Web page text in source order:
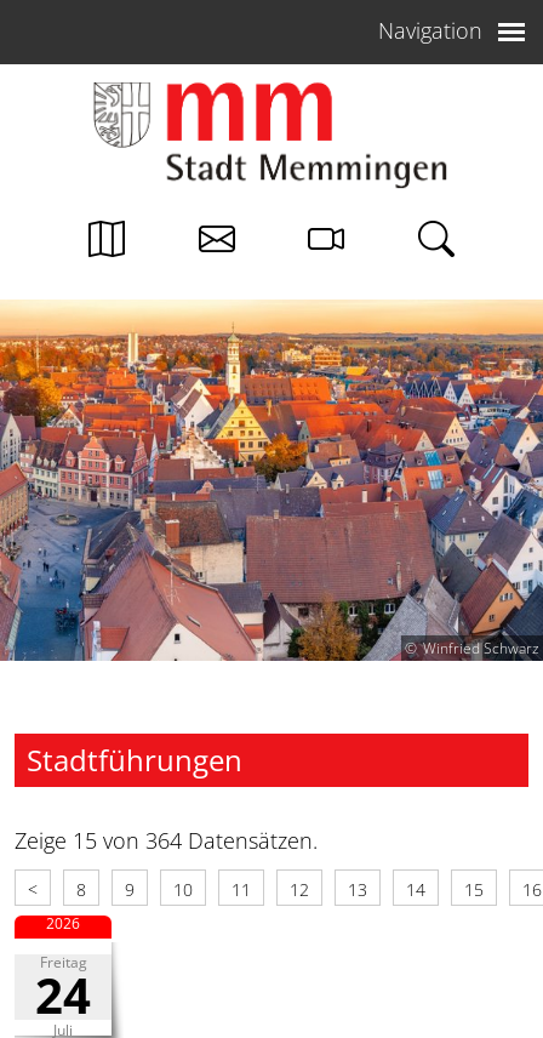
Navigation
Winfried Schwarz
Stadtführungen
Zeige 15 von 364 Datensätzen.
< 8 9 10 11 12 13 14 15 16
Freitag
24
Juli
2026